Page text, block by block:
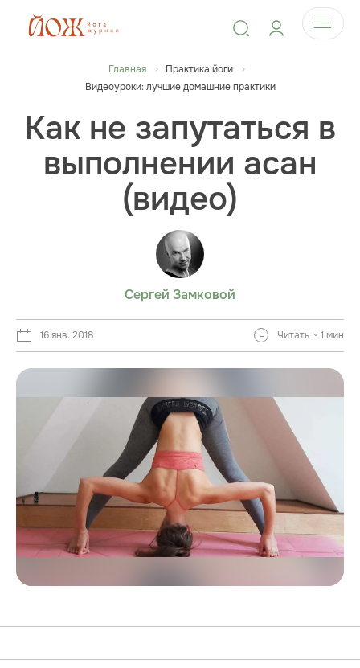
Главная
Практика йоги
Видеоуроки: лучшие домашние практики
Как не запутаться в
выполнении асан
(видео)
Сергей Замковой
16 янв. 2018 Читать ~ 1 мин